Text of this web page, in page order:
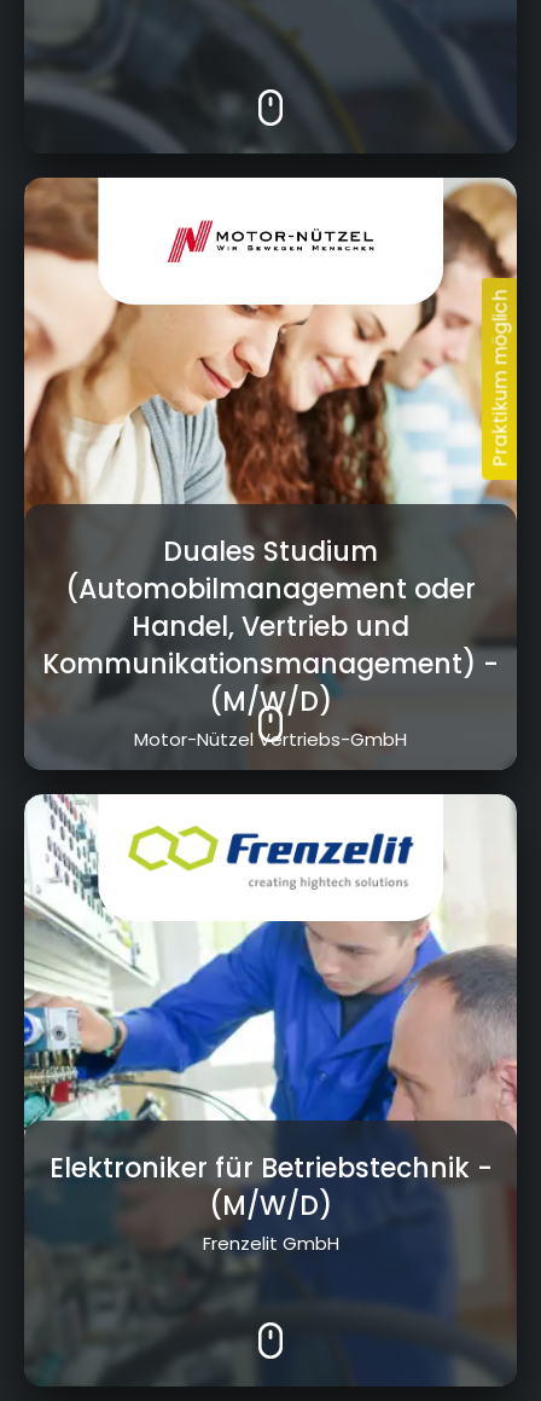
Nürnberger Str. 95, 95448 Bayreuth
Duales Studium
(Automobilmanagement oder
Handel, Vertrieb und
Kommunikationsmanagement) -
(M/W/D)
Motor-Nützel Vertriebs-GmbH
Frankenhammer, 95460 Bad Berneck
Elektroniker für Betriebstechnik-
(M/W/D)
Frenzelit GmbH